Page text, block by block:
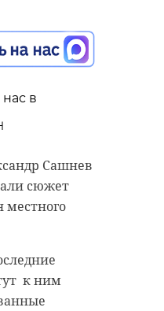
в
Сашнев
сюжет
местного
к ним